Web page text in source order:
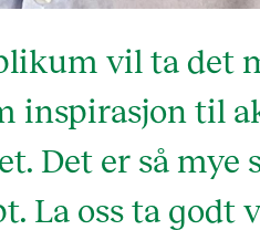
vil ta det
inspirasjon til
Det er så mye
La oss ta godt